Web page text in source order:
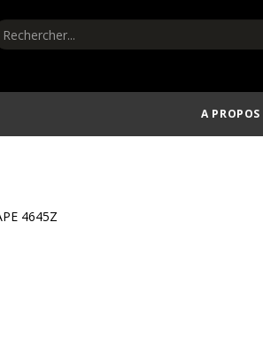
A PROPOS
4645Z